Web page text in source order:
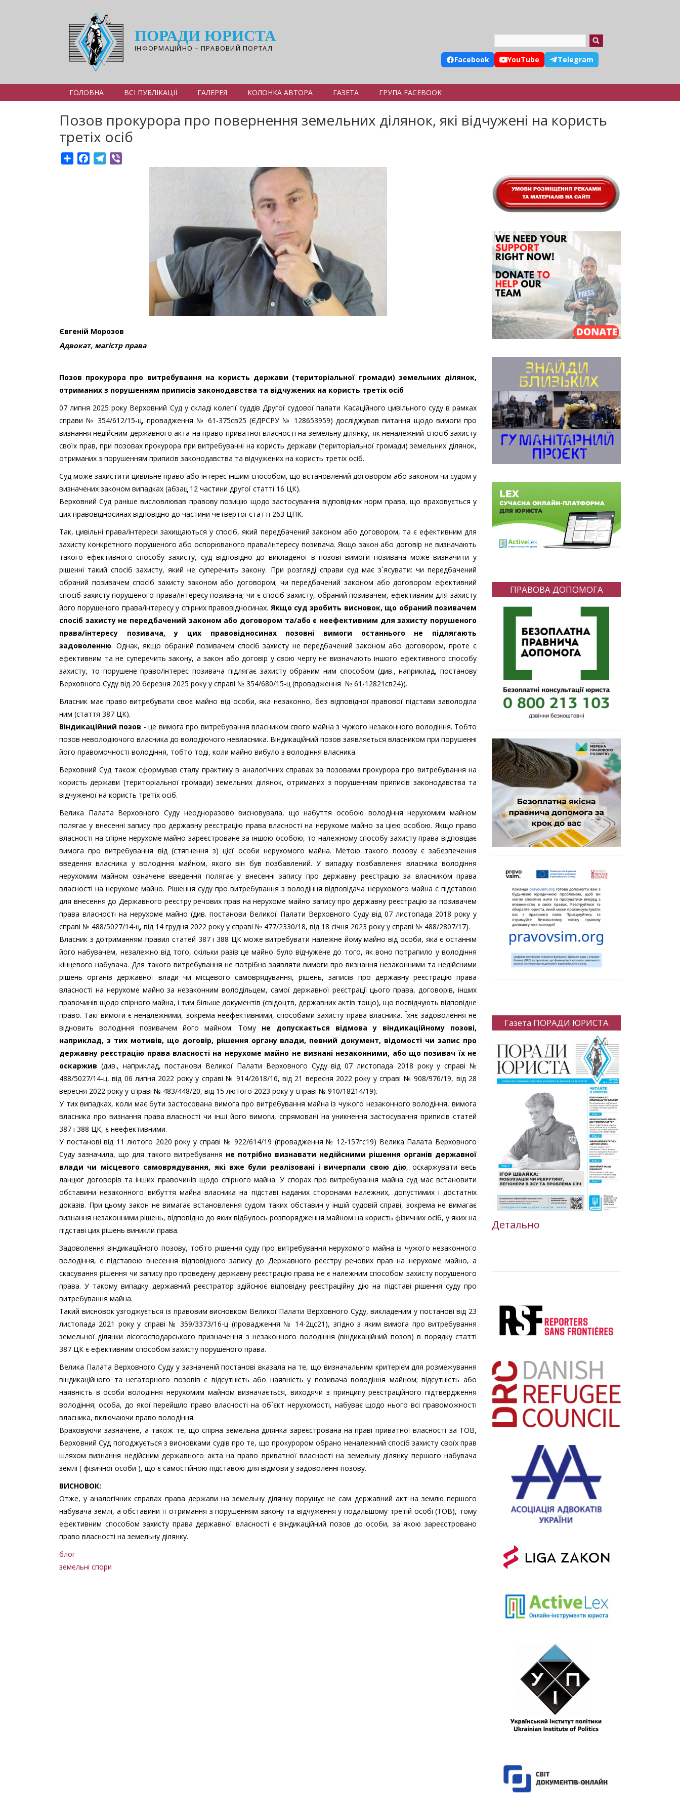
ПОРАДИ ЮРИСТА
ІНФОРМАЦІЙНО – ПРАВОВИЙ ПОРТАЛ
Facebook YouTube Telegram
ГОЛОВНА ВСІ ПУБЛІКАЦІЇ ГАЛЕРЕЯ КОЛОНКА АВТОРА ГАЗЕТА ГРУПА FACEBOOK
Позов прокурора про повернення земельних ділянок, які відчужені на користь
третіх осіб
ShareFacebookTelegram
Євгеній Морозов
Адвокат, магістр права
Позов прокурора про витребування на користь держави (територіальної громади) земельних ділянок,
отриманих з порушенням приписів законодавства та відчужених на користь третіх осіб
07 липня 2025 року Верховний Суд у складі колегії суддів Другої судової палати Касаційного цивільного суду в рамках
справи № 354/612/15-ц, провадження № 61-375св25 (ЄДРСРУ № 128653959) досліджував питання щодо вимоги про
визнання недійсним державного акта на право приватної власності на земельну ділянку, як неналежний спосіб захисту
своїх прав, при позовах прокурора при витребуванні на користь держави (територіальної громади) земельних ділянок,
отриманих з порушенням приписів законодавства та відчужених на користь третіх осіб.
Суд може захистити цивільне право або інтерес іншим способом, що встановлений договором або законом чи судом у
визначених законом випадках (абзац 12 частини другої статті 16 ЦК).
Верховний Суд раніше висловлював правову позицію щодо застосування відповідних норм права, що враховується у
цих правовідносинах відповідно до частини четвертої статті 263 ЦПК.
Так, цивільні права/інтереси захищаються у спосіб, який передбачений законом або договором, та є ефективним для
захисту конкретного порушеного або оспорюваного права/інтересу позивача. Якщо закон або договір не визначають
такого ефективного способу захисту, суд відповідно до викладеної в позові вимоги позивача може визначити у
рішенні такий спосіб захисту, який не суперечить закону. При розгляді справи суд має з`ясувати: чи передбачений
обраний позивачем спосіб захисту законом або договором; чи передбачений законом або договором ефективний
спосіб захисту порушеного права/інтересу позивача; чи є спосіб захисту, обраний позивачем, ефективним для захисту
його порушеного права/інтересу у спірних правовідносинах. Якщо суд зробить висновок, що обраний позивачем
спосіб захисту не передбачений законом або договором та/або є неефективним для захисту порушеного
права/інтересу позивача, у цих правовідносинах позовні вимоги останнього не підлягають
задоволенню. Однак, якщо обраний позивачем спосіб захисту не передбачений законом або договором, проте є
ефективним та не суперечить закону, а закон або договір у свою чергу не визначають іншого ефективного способу
захисту, то порушене право/інтерес позивача підлягає захисту обраним ним способом (див., наприклад, постанову
Верховного Суду від 20 березня 2025 року у справі № 354/680/15-ц (провадження № 61-12821св24)).
Власник має право витребувати своє майно від особи, яка незаконно, без відповідної правової підстави заволоділа
ним (стаття 387 ЦК).
Віндикаційний позов - це вимога про витребування власником свого майна з чужого незаконного володіння. Тобто
позов неволодіючого власника до володіючого невласника. Віндикаційний позов заявляється власником при порушенні
його правомочності володіння, тобто тоді, коли майно вибуло з володіння власника.
Верховний Суд також сформував сталу практику в аналогічних справах за позовами прокурора про витребування на
користь держави (територіальної громади) земельних ділянок, отриманих з порушенням приписів законодавства та
відчуженої на користь третіх осіб.
Велика Палата Верховного Суду неодноразово висновувала, що набуття особою володіння нерухомим майном
полягає у внесенні запису про державну реєстрацію права власності на нерухоме майно за цією особою. Якщо право
власності на спірне нерухоме майно зареєстроване за іншою особою, то належному способу захисту права відповідає
вимога про витребування від (стягнення з) цієї особи нерухомого майна. Метою такого позову є забезпечення
введення власника у володіння майном, якого він був позбавлений. У випадку позбавлення власника володіння
нерухомим майном означене введення полягає у внесенні запису про державну реєстрацію за власником права
власності на нерухоме майно. Рішення суду про витребування з володіння відповідача нерухомого майна є підставою
для внесення до Державного реєстру речових прав на нерухоме майно запису про державну реєстрацію за позивачем
права власності на нерухоме майно (див. постанови Великої Палати Верховного Суду від 07 листопада 2018 року у
справі № 488/5027/14-ц, від 14 грудня 2022 року у справі № 477/2330/18, від 18 січня 2023 року у справі № 488/2807/17).
Власник з дотриманням правил статей 387 і 388 ЦК може витребувати належне йому майно від особи, яка є останнім
його набувачем, незалежно від того, скільки разів це майно було відчужене до того, як воно потрапило у володіння
кінцевого набувача. Для такого витребування не потрібно заявляти вимоги про визнання незаконними та недійсними
рішень органів державної влади чи місцевого самоврядування, рішень, записів про державну реєстрацію права
власності на нерухоме майно за незаконним володільцем, самої державної реєстрації цього права, договорів, інших
правочинів щодо спірного майна, і тим більше документів (свідоцтв, державних актів тощо), що посвідчують відповідне
право. Такі вимоги є неналежними, зокрема неефективними, способами захисту права власника. Їхнє задоволення не
відновить володіння позивачем його майном. Тому не допускається відмова у віндикаційному позові,
наприклад, з тих мотивів, що договір, рішення органу влади, певний документ, відомості чи запис про
державну реєстрацію права власності на нерухоме майно не визнані незаконними, або що позивач їх не
оскаржив (див., наприклад, постанови Великої Палати Верховного Суду від 07 листопада 2018 року у справі №
488/5027/14-ц, від 06 липня 2022 року у справі № 914/2618/16, від 21 вересня 2022 року у справі № 908/976/19, від 28
вересня 2022 року у справі № 483/448/20, від 15 лютого 2023 року у справі № 910/18214/19).
У тих випадках, коли має бути застосована вимога про витребування майна із чужого незаконного володіння, вимога
власника про визнання права власності чи інші його вимоги, спрямовані на уникнення застосування приписів статей
387 і 388 ЦК, є неефективними.
У постанові від 11 лютого 2020 року у справі № 922/614/19 (провадження № 12-157гс19) Велика Палата Верховного
Суду зазначила, що для такого витребування не потрібно визнавати недійсними рішення органів державної
влади чи місцевого самоврядування, які вже були реалізовані і вичерпали свою дію, оскаржувати весь
ланцюг договорів та інших правочинів щодо спірного майна. У спорах про витребування майна суд має встановити
обставини незаконного вибуття майна власника на підставі наданих сторонами належних, допустимих і достатніх
доказів. При цьому закон не вимагає встановлення судом таких обставин у іншій судовій справі, зокрема не вимагає
визнання незаконними рішень, відповідно до яких відбулось розпорядження майном на користь фізичних осіб, у яких на
підставі цих рішень виникли права.
Задоволення віндикаційного позову, тобто рішення суду про витребування нерухомого майна із чужого незаконного
володіння, є підставою внесення відповідного запису до Державного реєстру речових прав на нерухоме майно, а
скасування рішення чи запису про проведену державну реєстрацію права не є належним способом захисту порушеного
права. У такому випадку державний реєстратор здійснює відповідну реєстраційну дію на підставі рішення суду про
витребування майна.
Такий висновок узгоджується із правовим висновком Великої Палати Верховного Суду, викладеним у постанові від 23
листопада 2021 року у справі № 359/3373/16-ц (провадження № 14-2цс21), згідно з яким вимога про витребування
земельної ділянки лісогосподарського призначення з незаконного володіння (віндикаційний позов) в порядку статті
387 ЦК є ефективним способом захисту порушеного права.
Велика Палата Верховного Суду у зазначеній постанові вказала на те, що визначальним критерієм для розмежування
віндикаційного та негаторного позовів є відсутність або наявність у позивача володіння майном; відсутність або
наявність в особи володіння нерухомим майном визначається, виходячи з принципу реєстраційного підтвердження
володіння; особа, до якої перейшло право власності на об`єкт нерухомості, набуває щодо нього всі правоможності
власника, включаючи право володіння.
Враховуючи зазначене, а також те, що спірна земельна ділянка зареєстрована на праві приватної власності за ТОВ,
Верховний Суд погоджується з висновками судів про те, що прокурором обрано неналежний спосіб захисту своїх прав
шляхом визнання недійсним державного акта на право приватної власності на земельну ділянку першого набувача
землі ( фізичної особи ), що є самостійною підставою для відмови у задоволенні позову.
ВИСНОВОК:
Отже, у аналогічних справах права держави на земельну ділянку порушує не сам державний акт на землю першого
набувача землі, а обставини її отримання з порушенням закону та відчуження у подальшому третій особі (ТОВ), тому
ефективним способом захисту права державної власності є віндикаційний позов до особи, за якою зареєстровано
право власності на земельну ділянку.
блог
земельні спори
ПРАВОВА ДОПОМОГА
Газета ПОРАДИ ЮРИСТА
Детально